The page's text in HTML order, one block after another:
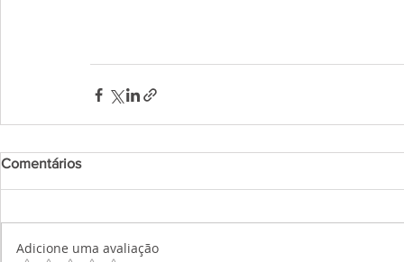
Comentários
Adicione uma avaliação